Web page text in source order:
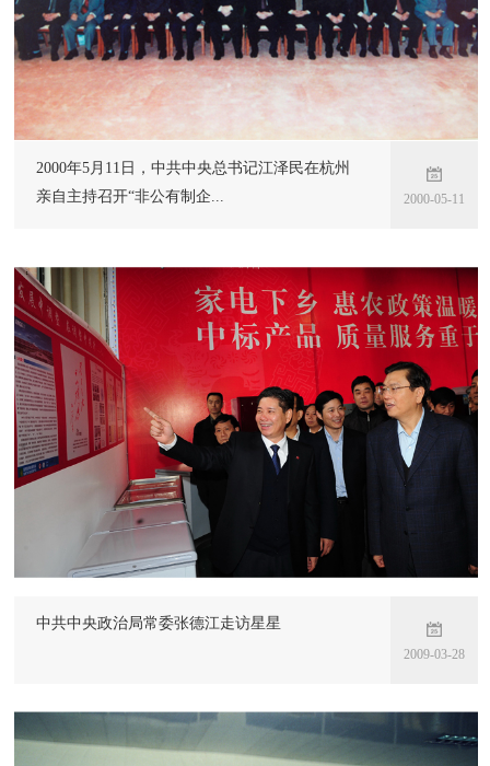
2000年5月11日，中共中央总书记江泽民在杭州
亲自主持召开“非公有制企...
2000-05-11
中共中央政治局常委张德江走访星星
2009-03-28